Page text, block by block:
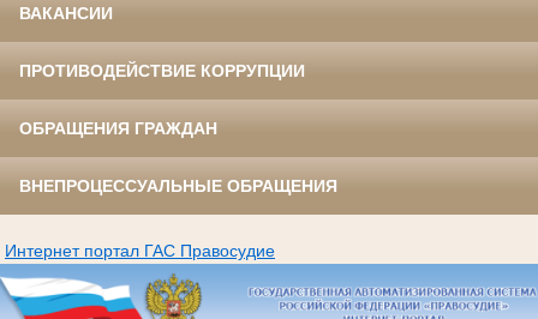
ВАКАНСИИ
ПРОТИВОДЕЙСТВИЕ КОРРУПЦИИ
ОБРАЩЕНИЯ ГРАЖДАН
ВНЕПРОЦЕССУАЛЬНЫЕ ОБРАЩЕНИЯ
Интернет портал ГАС Правосудие